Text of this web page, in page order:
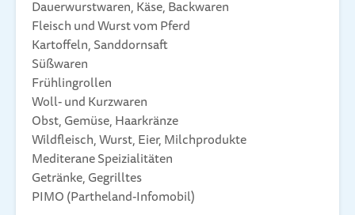
Dauerwurstwaren, Käse, Backwaren
Fleisch und Wurst vom Pferd
Kartoffeln, Sanddornsaft
Süßwaren
Frühlingrollen
Woll- und Kurzwaren
Obst, Gemüse, Haarkränze
Wildfleisch, Wurst, Eier, Milchprodukte
Mediterane Speizialitäten
Getränke, Gegrilltes
PIMO (Partheland-Infomobil)